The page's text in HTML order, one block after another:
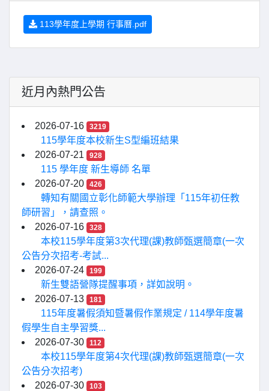
113學年度上學期 行事曆.pdf
近月內熱門公告
2026-07-16 3219
115學年度本校新生S型編班結果
2026-07-21
928
115 學年度 新生導師 名單
2026-07-20
426
轉知有關國立彰化師範大學辦理「115年初任教
師研習」，請查照。
2026-07-16
328
本校115學年度第3次代理(課)教師甄選簡章(一次
公告分次招考-考試...
2026-07-24
199
新生雙語營隊提醒事項，詳如說明。
2026-07-13
181
115年度暑假須知暨暑假作業規定 / 114學年度暑
假學生自主學習獎...
2026-07-30
112
本校115學年度第4次代理(課)教師甄選簡章(一次
公告分次招考)
2026-07-30
103